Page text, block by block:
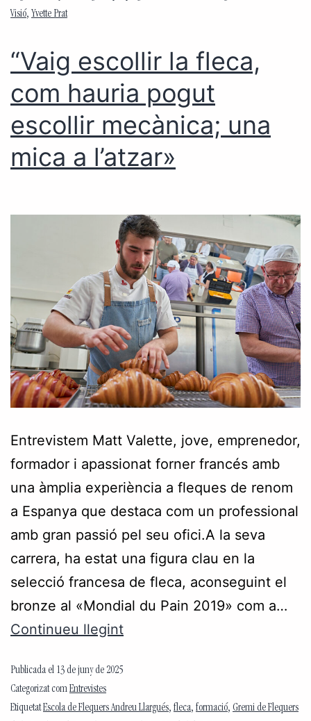
Visió, Yvette Prat
“Vaig escollir la fleca,
com hauria pogut
escollir mecànica; una
mica a l’atzar»
Entrevistem Matt Valette, jove, emprenedor,
formador i apassionat forner francés amb
una àmplia experiència a fleques de renom
a Espanya que destaca com un professional
amb gran passió pel seu ofici.A la seva
carrera, ha estat una figura clau en la
selecció francesa de fleca, aconseguint el
bronze al «Mondial du Pain 2019» com a…
Continueu llegint
Publicada el 13 de juny de 2025
Categorizat comEntrevistes
EtiquetatEscola de Flequers Andreu Llargués, fleca, formació, Gremi de Flequers